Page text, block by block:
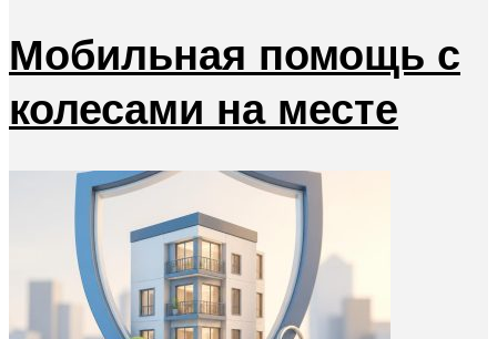
Мобильная помощь с
колесами на месте